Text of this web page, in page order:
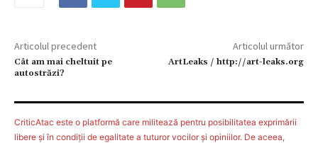
Articolul precedent
Cât am mai cheltuit pe
autostrăzi?
Articolul următor
ArtLeaks / http://art-leaks.org
CriticAtac este o platformă care militează pentru posibilitatea exprimării
libere şi în condiţii de egalitate a tuturor vocilor şi opiniilor. De aceea,